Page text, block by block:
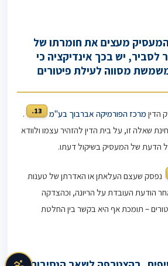
מעצים את חומרתו של
יש בכך אינדיקציה כי
מסווה לעילת פיטורים
הדין מרכז הפורמיקה אברבוך בע"מ 13.
.
שאלה זו, על בית הדין להזהיר עצמו ולוודא
הדעת של המעסיק בשיקול דעתו.
נפסק שעצם העלאתן או האדרתן של טענות
הודעת העובדת על הריונה, וכהצדקה
– תומכת אף היא בקשר בין החלטת